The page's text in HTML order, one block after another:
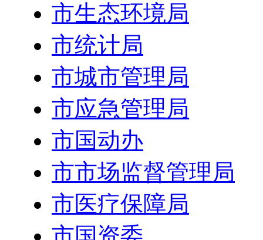
市生态环境局
市统计局
市城市管理局
市应急管理局
市国动办
市市场监督管理局
市医疗保障局